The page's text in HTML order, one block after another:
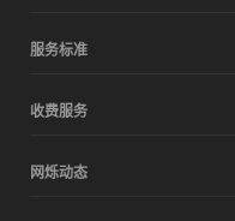
服务标准
收费服务
网烁动态